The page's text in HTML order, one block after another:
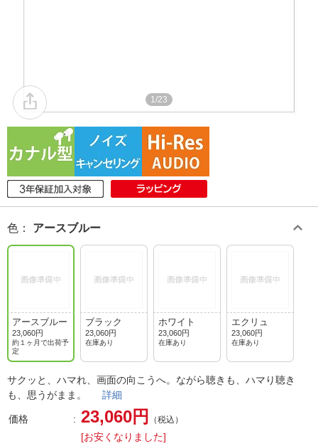
1/23
色 ： アースブルー
アースブルー
23,060円
約１ヶ月で出荷予
定
ブラック
23,060円
在庫あり
ホワイト
23,060円
在庫あり
エクリュ
23,060円
在庫あり
サクッと、ハマれ、画面の向こうへ。ながら聴きも、ハマり聴き
も、思うがまま。 詳細
価格 23,060円 （税込）
[お安くなりました]